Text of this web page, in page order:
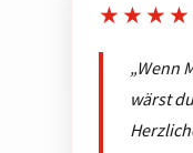
„Wenn
wärst